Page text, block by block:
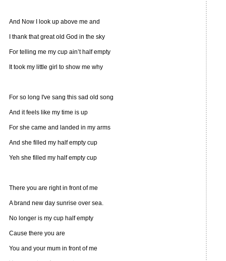
And Now I look up above me and
I thank that great old God in the sky
For telling me my cup ain’t half empty
It took my little girl to show me why
For so long I've sang this sad old song
And it feels like my time is up
For she came and landed in my arms
And she filled my half empty cup
Yeh she filled my half empty cup
There you are right in front of me
A brand new day sunrise over sea.
No longer is my cup half empty
Cause there you are
You and your mum in front of me